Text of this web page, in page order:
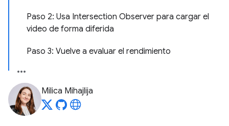
Paso 2: Usa Intersection Observer para cargar el
video de forma diferida
Paso 3: Vuelve a evaluar el rendimiento
Milica Mihajlija